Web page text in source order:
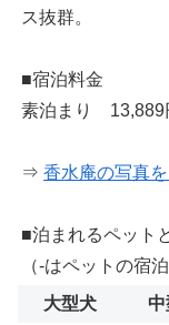
ス抜群。
■宿泊料金
素泊まり 13,889
⇒ 香水庵の写真
■泊まれるペット
（-はペットの宿泊
大型犬